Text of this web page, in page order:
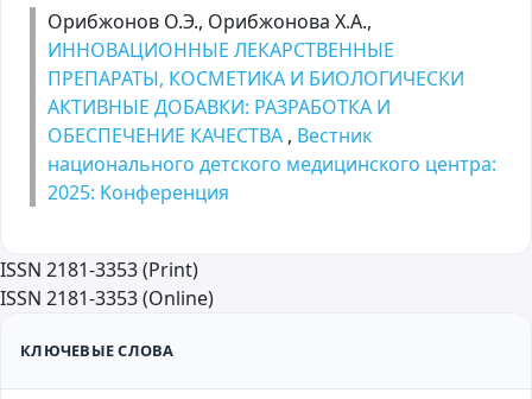
Орибжонов О.Э., Орибжонова Х.А.,
ИННОВАЦИОННЫЕ ЛЕКАРСТВЕННЫЕ
ПРЕПАРАТЫ, КОСМЕТИКА И БИОЛОГИЧЕСКИ
АКТИВНЫЕ ДОБАВКИ: РАЗРАБОТКА И
ОБЕСПЕЧЕНИЕ КАЧЕСТВА , Вестник
национального детского медицинского центра:
2025: Kонференция
ISSN 2181-3353 (Print)
ISSN 2181-3353 (Online)
КЛЮЧЕВЫЕ СЛОВА